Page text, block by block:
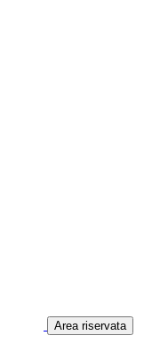
Area riservata